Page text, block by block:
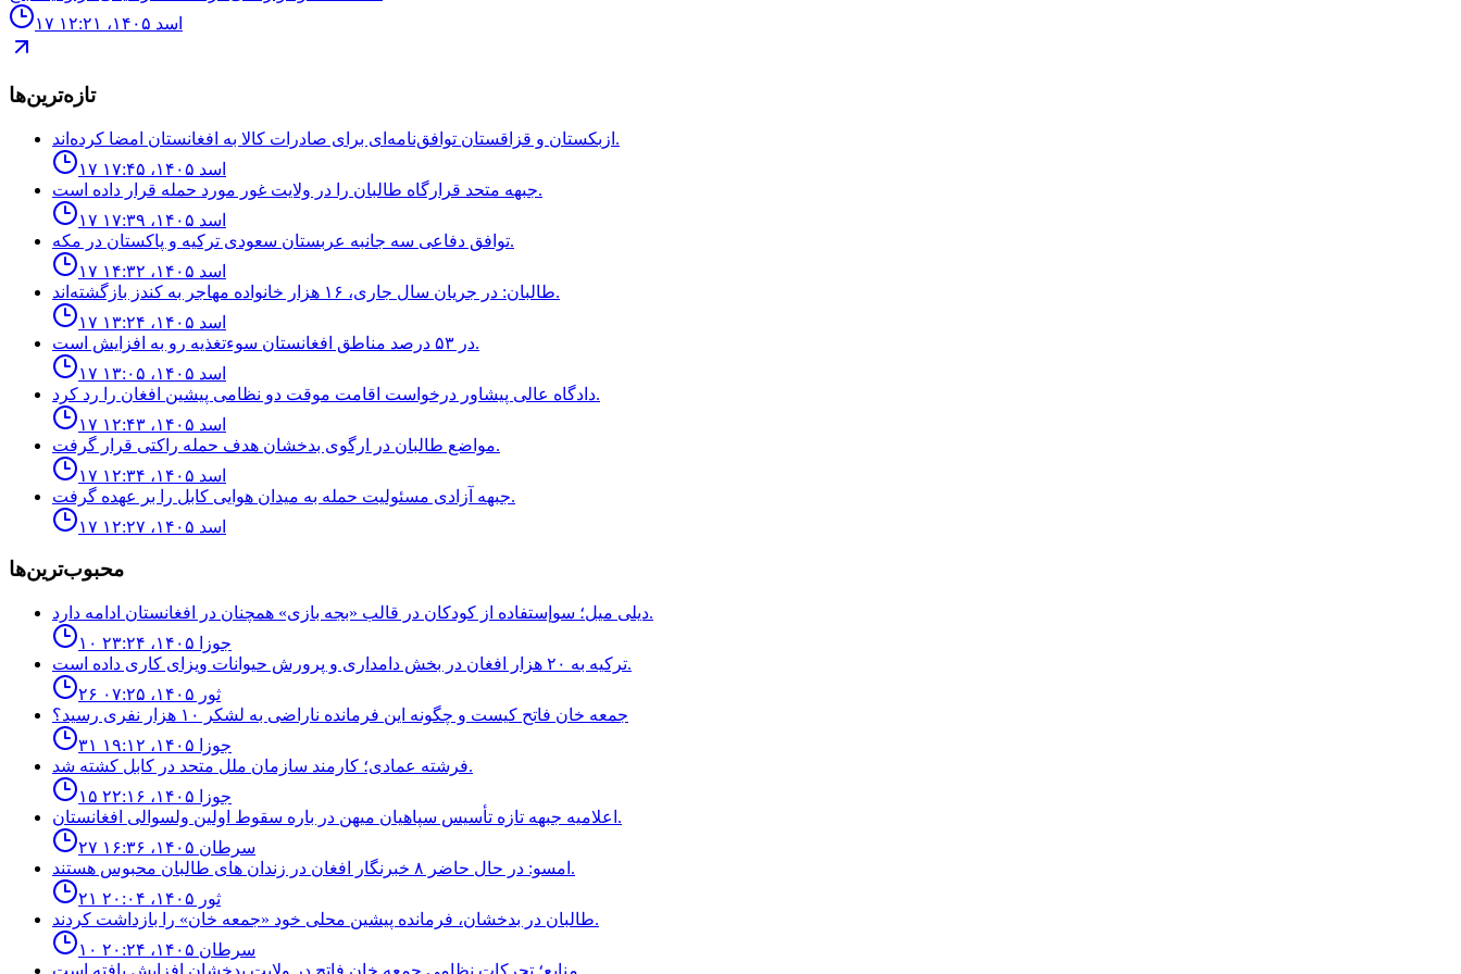
۱۷ اسد ۱۴۰۵، ۱۲:۲۱
تازه‌ترین‌ها
ازبکستان و قزاقستان توافق‌نامه‌ای برای صادرات کالا به افغانستان امضا کرده‌اند.
۱۷ اسد ۱۴۰۵، ۱۷:۴۵
جبهه متحد قرارگاه طالبان را در ولایت غور مورد حمله قرار داده است.
۱۷ اسد ۱۴۰۵، ۱۷:۳۹
توافق دفاعى سه جانبه عربستان سعودى تركيه و پاكستان در مكه.
۱۷ اسد ۱۴۰۵، ۱۴:۳۲
طالبان: در جریان سال جاری، ۱۶ هزار خانواده مهاجر به کندز بازگشته‌اند.
۱۷ اسد ۱۴۰۵، ۱۳:۲۴
در ۵۳ درصد مناطق افغانستان سوءتغذیه رو به افزایش است.
۱۷ اسد ۱۴۰۵، ۱۳:۰۵
دادگاه عالى پيشاور درخواست اقامت موقت دو نظامى پيشين افغان را رد كرد.
۱۷ اسد ۱۴۰۵، ۱۲:۴۳
مواضع طالبان در ارگوى بدخشان هدف حمله راكتى قرار گرفت.
۱۷ اسد ۱۴۰۵، ۱۲:۳۴
جبهه آزادى مسئوليت حمله به ميدان هوايى كابل را بر عهده گرفت.
۱۷ اسد ۱۴۰۵، ۱۲:۲۷
محبوب‌ترین‌ها
ديلى ميل؛ سوإستفاده از كودكان در قالب «بجه بازى» همچنان در افغانستان ادامه دارد.
۱۰ جوزا ۱۴۰۵، ۲۳:۲۴
ترکیه به ۲۰ هزار افغان در بخش دامداری و پرورش حیوانات ویزای کاری داده است.
۲۶ ثور ۱۴۰۵، ۰۷:۲۵
جمعه خان فاتح كيست و چگونه اين فرمانده ناراضى به لشكر ١٠ هزار نفرى رسيد؟
۳۱ جوزا ۱۴۰۵، ۱۹:۱۲
فرشته عمادى؛ كارمند سازمان ملل متحد در كابل كشته شد.
۱۵ جوزا ۱۴۰۵، ۲۲:۱۶
اعلاميه جبهه تازه تأسيس سپاهيان ميهن در باره سقوط اولين ولسوالى افغانستان.
۲۷ سرطان ۱۴۰۵، ۱۶:۳۶
امسو: در حال حاضر ۸ خبرنگار افغان در زندان‌ های طالبان محبوس هستند.
۲۱ ثور ۱۴۰۵، ۲۰:۰۴
طالبان در بدخشان، فرمانده پیشین محلی خود «جمعه خان» را بازداشت کردند.
۱۰ سرطان ۱۴۰۵، ۲۰:۲۴